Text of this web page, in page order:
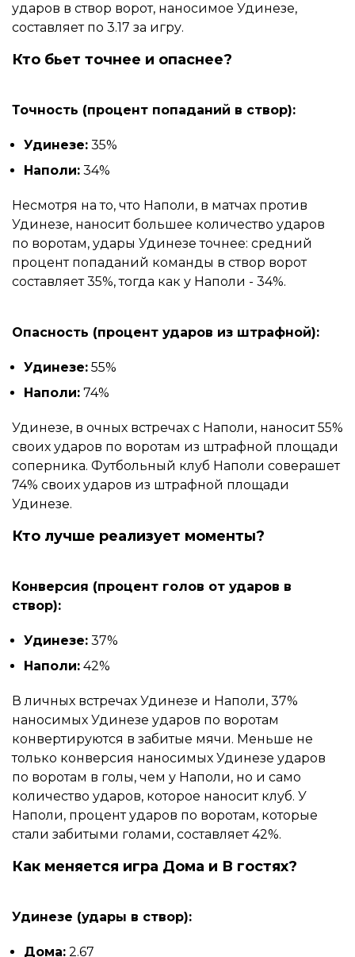
ударов в створ ворот, наносимое Удинезе,
составляет по 3.17 за игру.
Кто бьет точнее и опаснее?
Точность (процент попаданий в створ):
Удинезе: 35%
Наполи: 34%
Несмотря на то, что Наполи, в матчах против
Удинезе, наносит большее количество ударов
по воротам, удары Удинезе точнее: средний
процент попаданий команды в створ ворот
составляет 35%, тогда как у Наполи - 34%.
Опасность (процент ударов из штрафной):
Удинезе: 55%
Наполи: 74%
Удинезе, в очных встречах с Наполи, наносит 55%
своих ударов по воротам из штрафной площади
соперника. Футбольный клуб Наполи соверашет
74% своих ударов из штрафной площади
Удинезе.
Кто лучше реализует моменты?
Конверсия (процент голов от ударов в
створ):
Удинезе: 37%
Наполи: 42%
В личных встречах Удинезе и Наполи, 37%
наносимых Удинезе ударов по воротам
конвертируются в забитые мячи. Меньше не
только конверсия наносимых Удинезе ударов
по воротам в голы, чем у Наполи, но и само
количество ударов, которое наносит клуб. У
Наполи, процент ударов по воротам, которые
стали забитыми голами, составляет 42%.
Как меняется игра Дома и В гостях?
Удинезе (удары в створ):
Дома: 2.67